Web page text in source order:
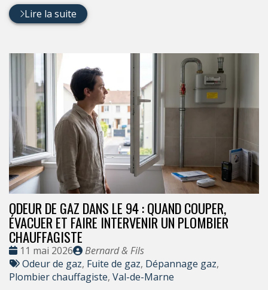
Lire la suite
ODEUR DE GAZ DANS LE 94 : QUAND COUPER,
ÉVACUER ET FAIRE INTERVENIR UN PLOMBIER
CHAUFFAGISTE
Date
:
11 mai 2026
Publié
par
Bernard & Fils
Tags
:
Odeur de gaz, Fuite de gaz, Dépannage gaz,
Plombier chauffagiste, Val-de-Marne